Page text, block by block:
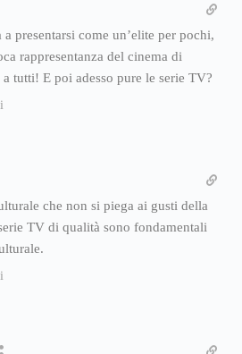
presentarsi come un’elite per pochi,
rappresentanza del cinema di
a tutti! E poi adesso pure le serie TV?
che non si piega ai gusti della
TV di qualità sono fondamentali